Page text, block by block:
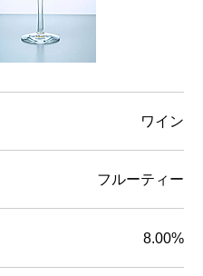
ワイン
フルーティー
8.00%